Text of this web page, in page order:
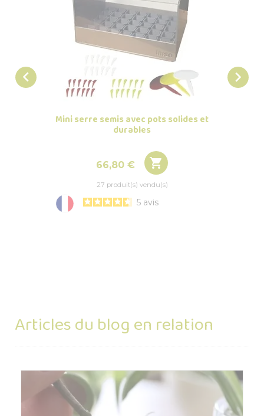

Mini serre semis avec pots solides et
durables
Prix
66,80 € 
27 produit(s) vendu(s)
5 avis

Articles du blog en relation